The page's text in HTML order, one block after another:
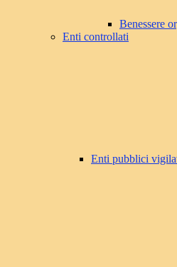
Benessere
Enti controllati
Enti pubblici